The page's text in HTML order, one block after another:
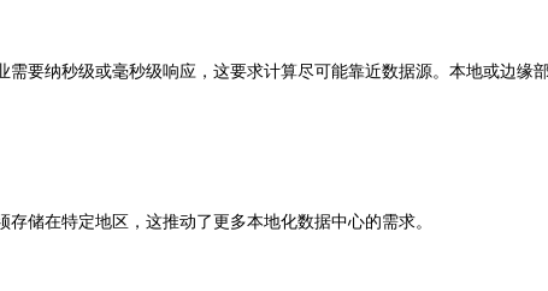
要纳秒级或毫秒级响应，这要求计算尽可能靠近数据源。本地或边缘
在特定地区，这推动了更多本地化数据中心的需求。